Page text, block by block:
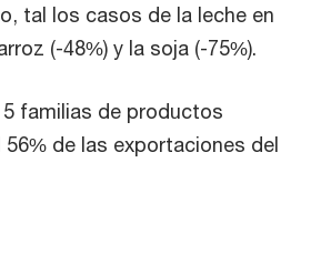
tal los casos de la leche en
(-48%) y la soja (-75%).
familias de productos
de las exportaciones del